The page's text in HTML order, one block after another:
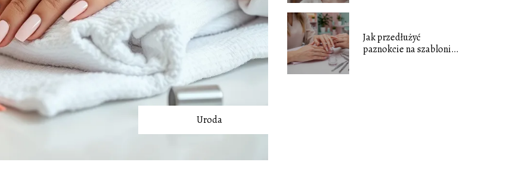
Uroda
Jak przedłużyć
paznokcie na szablonie